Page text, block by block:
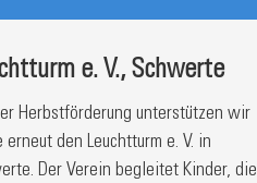
e. V., Schwerte
Herbstförderung unterstützen wir
erneut den Leuchtturm e. V. in
Der Verein begleitet Kinder, die